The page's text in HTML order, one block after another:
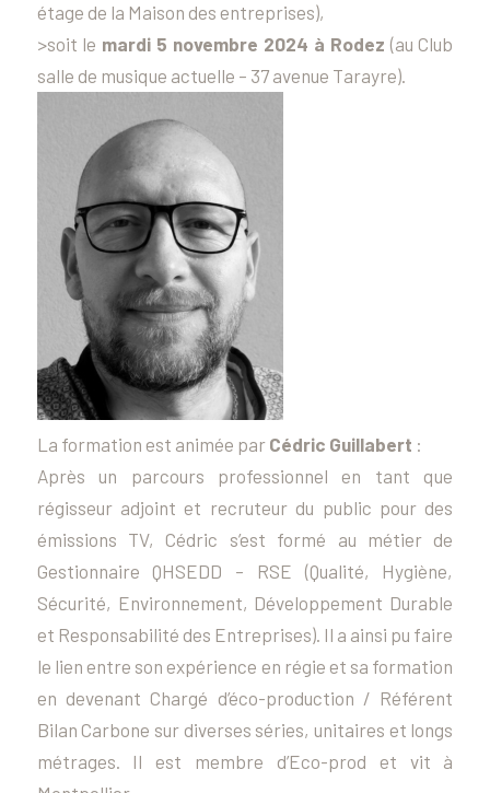
étage de la Maison des entreprises),
>soit le mardi 5 novembre 2024 à Rodez (au Club
salle de musique actuelle – 37 avenue Tarayre).
La formation est animée par Cédric Guillabert :
Après un parcours professionnel en tant que
régisseur adjoint et recruteur du public pour des
émissions TV, Cédric s’est formé au métier de
Gestionnaire QHSEDD – RSE (Qualité, Hygiène,
Sécurité, Environnement, Développement Durable
et Responsabilité des Entreprises). Il a ainsi pu faire
le lien entre son expérience en régie et sa formation
en devenant Chargé d’éco-production / Référent
Bilan Carbone sur diverses séries, unitaires et longs
métrages. Il est membre d’Eco-prod et vit à